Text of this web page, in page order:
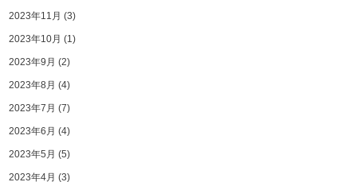
2023年11月 (3)
2023年10月 (1)
2023年9月 (2)
2023年8月 (4)
2023年7月 (7)
2023年6月 (4)
2023年5月 (5)
2023年4月 (3)